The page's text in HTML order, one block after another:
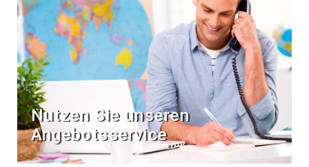
Nutzen Sie unseren
Angebotsservice